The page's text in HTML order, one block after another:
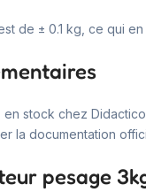
de ± 0.1 kg, ce qui
en stock chez
la documentation
pesage